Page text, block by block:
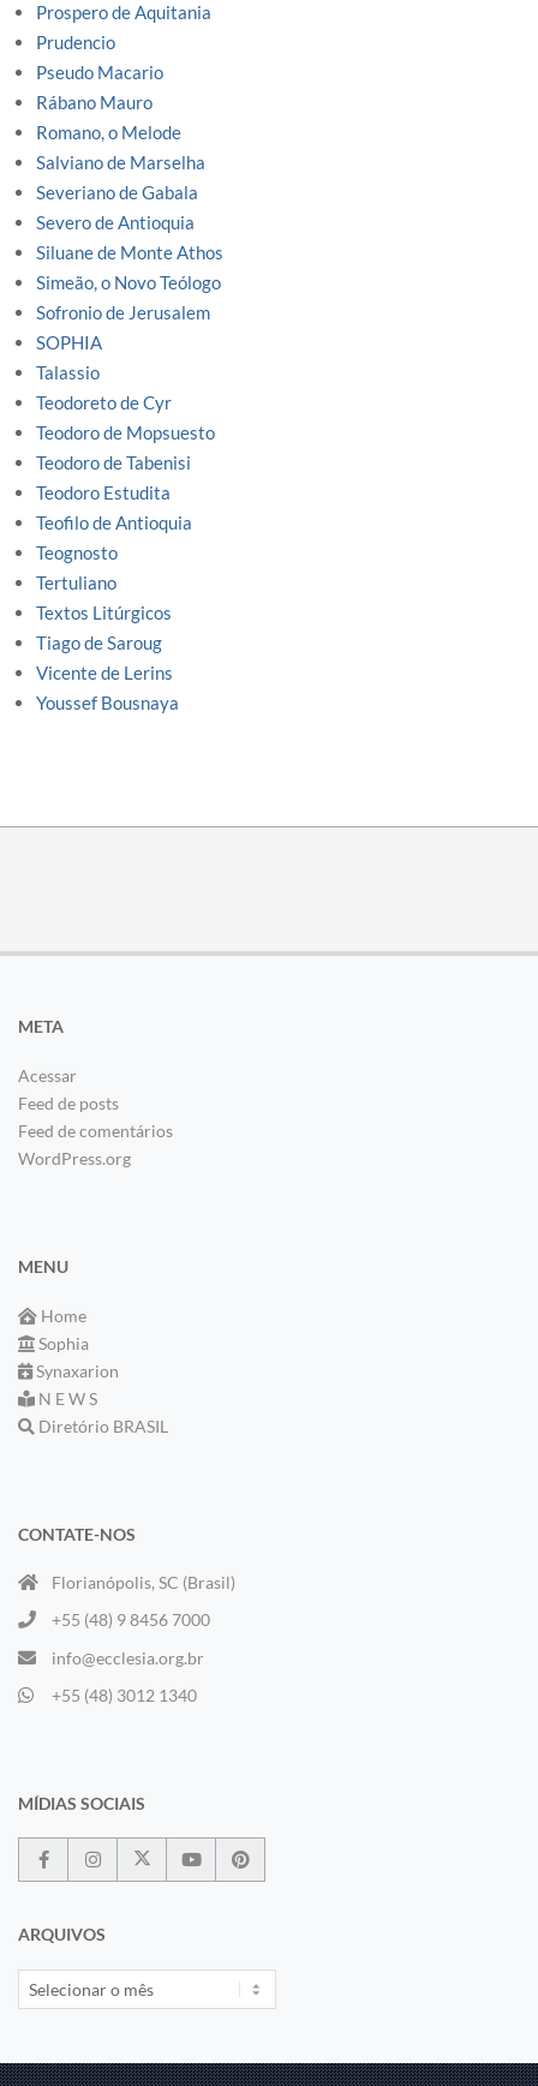
Prospero de Aquitania
Prudencio
Pseudo Macario
Rábano Mauro
Romano, o Melode
Salviano de Marselha
Severiano de Gabala
Severo de Antioquia
Siluane de Monte Athos
Simeão, o Novo Teólogo
Sofronio de Jerusalem
SOPHIA
Talassio
Teodoreto de Cyr
Teodoro de Mopsuesto
Teodoro de Tabenisi
Teodoro Estudita
Teofilo de Antioquia
Teognosto
Tertuliano
Textos Litúrgicos
Tiago de Saroug
Vicente de Lerins
Youssef Bousnaya
META
Acessar
Feed de posts
Feed de comentários
WordPress.org
MENU
Home
Sophia
Synaxarion
N E W S
Diretório BRASIL
CONTATE-NOS
Florianópolis, SC (Brasil)
+55 (48) 9 8456 7000
info@ecclesia.org.br
+55 (48) 3012 1340
MÍDIAS SOCIAIS
ARQUIVOS